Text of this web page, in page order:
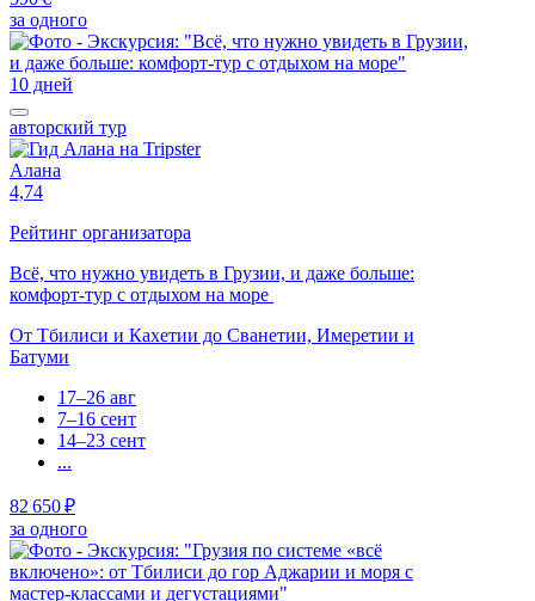
за одного
10 дней
авторский тур
Алана
4,74
Рейтинг организатора
Всё, что нужно увидеть в Грузии, и даже больше:
комфорт-тур с отдыхом на море
От Тбилиси и Кахетии до Сванетии, Имеретии и
Батуми
17–26 авг
7–16 сент
14–23 сент
...
82 650 ₽
за одного